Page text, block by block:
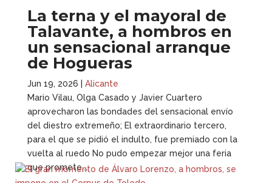
La terna y el mayoral de
Talavante, a hombros en
un sensacional arranque
de Hogueras
Jun 19, 2026
Alicante
Mario Vilau, Olga Casado y Javier Cuartero
aprovecharon las bondades del sensacional envío
del diestro extremeño; El extraordinario tercero,
para el que se pidió el indulto, fue premiado con la
vuelta al ruedo No pudo empezar mejor una feria
que promete....